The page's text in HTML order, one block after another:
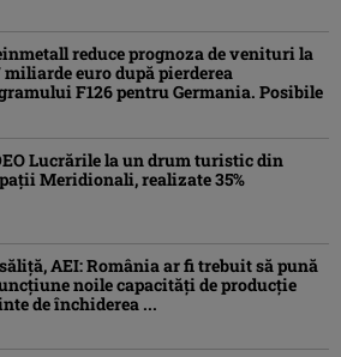
reduce prognoza de venituri la
miliarde euro după pierderea
F126 pentru Germania. Posibile
Lucrările la un drum turistic din
Meridionali, realizate 35%
AEI: România ar fi trebuit să pună
noile capacități de producție
de închiderea ...